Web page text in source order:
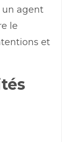
un agent
le
et